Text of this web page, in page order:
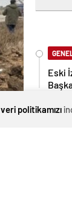
Eski
veri politikamızı